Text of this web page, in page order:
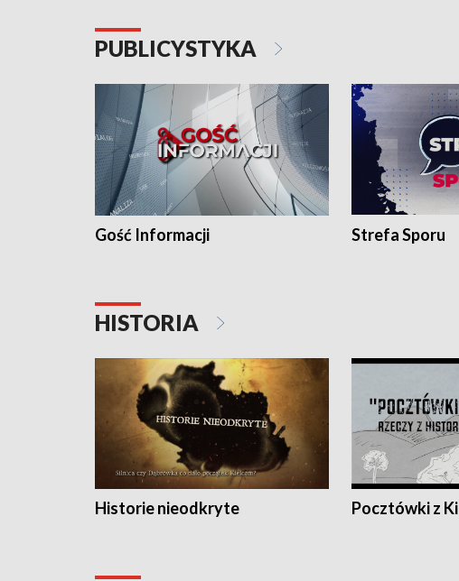
PUBLICYSTYKA
Gość Informacji Strefa Sporu
HISTORIA
Historie nieodkryte Pocztówki z